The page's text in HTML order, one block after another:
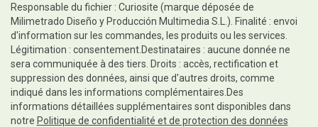
Responsable du fichier : Curiosite (marque déposée de
Milimetrado Diseño y Producción Multimedia S.L.). Finalité : envoi
d'information sur les commandes, les produits ou les services.
Légitimation : consentement.Destinataires : aucune donnée ne
sera communiquée à des tiers. Droits : accès, rectification et
suppression des données, ainsi que d'autres droits, comme
indiqué dans les informations complémentaires.Des
informations détaillées supplémentaires sont disponibles dans
notre Politique de confidentialité et de protection des données